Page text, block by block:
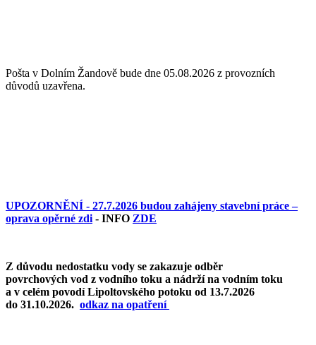
Pošta v Dolním Žandově bude dne 05.08.2026 z provozních
důvodů uzavřena.
UPOZORNĚNÍ - 27.7.2026 budou zahájeny stavební práce –
oprava opěrné zdi - INFO ZDE
Z důvodu nedostatku vody se zakazuje odběr
povrchových vod z vodního toku a nádrží na vodním toku
a v celém povodí Lipoltovského potoku od 13.7.2026
do 31.10.2026. odkaz na opatření